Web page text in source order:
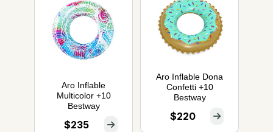
Aro Inflable
Multicolor +10
Bestway
$235
Aro Inflable Dona
Confetti +10
Bestway
$220